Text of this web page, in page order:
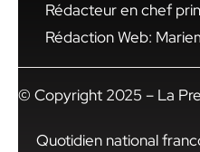
Rédacteur en chef
Rédaction Web:
© Copyright 2025 – La
Quotidien national